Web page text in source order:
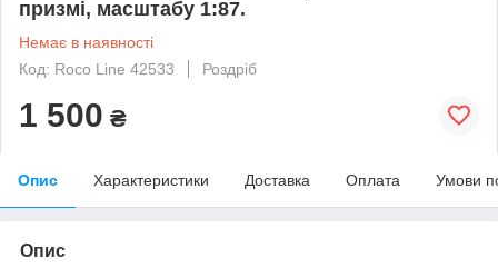
призмі, масштабу 1:87.
Немає в наявності
Код: Roco Line 42533
Роздріб
1 500 ₴
Опис Характеристики Доставка Оплата Умови
Опис